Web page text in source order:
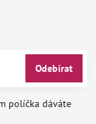
Odebírat
políčka dáváte
údajů.